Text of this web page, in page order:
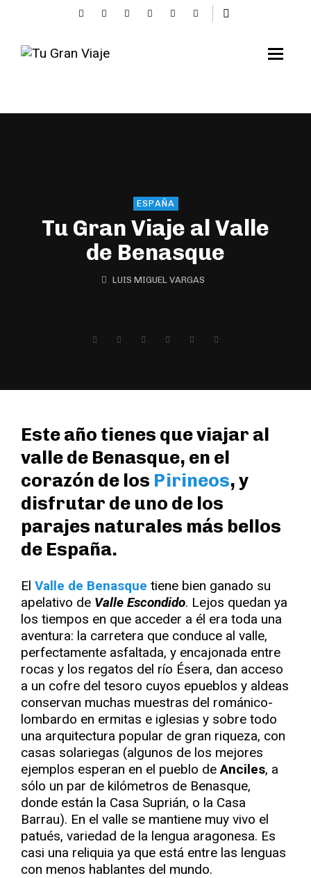
ESPAÑA
Tu Gran Viaje al Valle
de Benasque
LUIS MIGUEL VARGAS
Este año tienes que viajar al
valle de Benasque, en el
corazón de los Pirineos, y
disfrutar de uno de los
parajes naturales más bellos
de España.
El Valle de Benasque tiene bien ganado su
apelativo de Valle Escondido. Lejos quedan ya
los tiempos en que acceder a él era toda una
aventura: la carretera que conduce al valle,
perfectamente asfaltada, y encajonada entre
rocas y los regatos del río Ésera, dan acceso
a un cofre del tesoro cuyos epueblos y aldeas
conservan muchas muestras del románico-
lombardo en ermitas e iglesias y sobre todo
una arquitectura popular de gran riqueza, con
casas solariegas (algunos de los mejores
ejemplos esperan en el pueblo deAnciles, a
sólo un par de kilómetros de Benasque,
donde están la Casa Suprián, o la Casa
Barrau). En el valle se mantiene muy vivo el
patués, variedad de la lengua aragonesa. Es
casi una reliquia ya que está entre las lenguas
con menos hablantes del mundo.